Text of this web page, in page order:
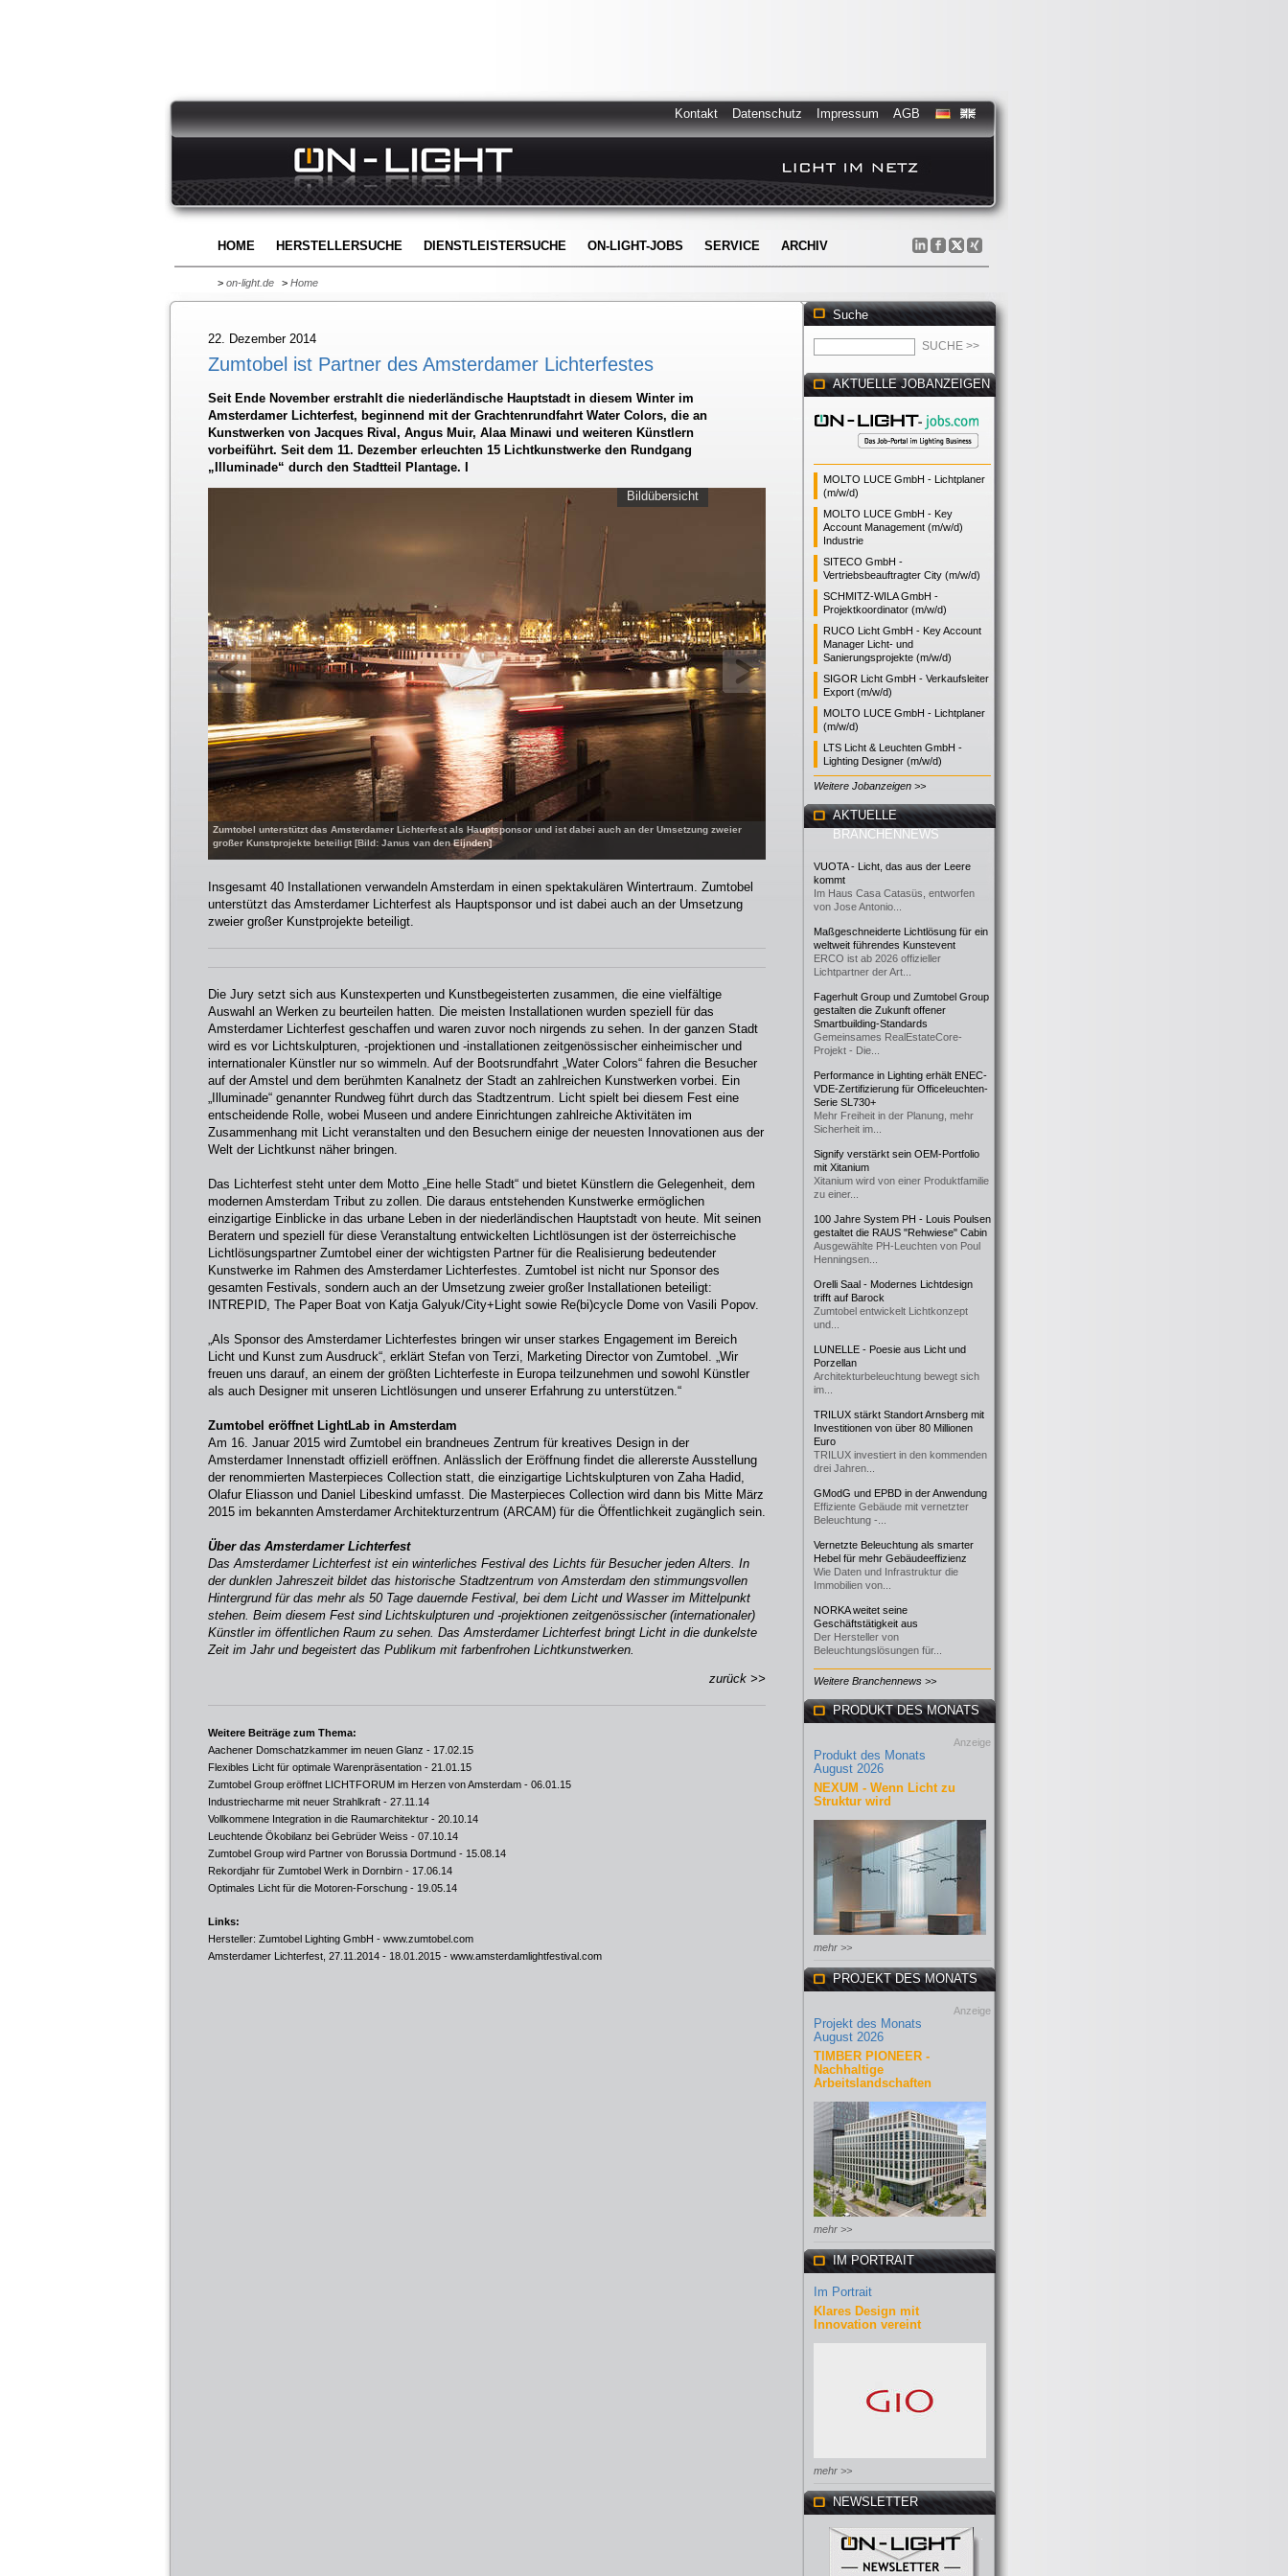
Kontakt Datenschutz Impressum AGB
HOME HERSTELLERSUCHE DIENSTLEISTERSUCHE ON-LIGHT-JOBS SERVICE ARCHIV
> on-light.de > Home
22. Dezember 2014
Zumtobel ist Partner des Amsterdamer Lichterfestes
Seit Ende November erstrahlt die niederländische Hauptstadt in diesem Winter im
Amsterdamer Lichterfest, beginnend mit der Grachtenrundfahrt Water Colors, die an
Kunstwerken von Jacques Rival, Angus Muir, Alaa Minawi und weiteren Künstlern
vorbeiführt. Seit dem 11. Dezember erleuchten 15 Lichtkunstwerke den Rundgang
„Illuminade“ durch den Stadtteil Plantage. I
Zumtobel unterstützt das Amsterdamer Lichterfest als Hauptsponsor und ist dabei auch an der Umsetzung zweier
großer Kunstprojekte beteiligt [Bild: Janus van den Eijnden]
Bildübersicht
Insgesamt 40 Installationen verwandeln Amsterdam in einen spektakulären Wintertraum. Zumtobel
unterstützt das Amsterdamer Lichterfest als Hauptsponsor und ist dabei auch an der Umsetzung
zweier großer Kunstprojekte beteiligt.
Die Jury setzt sich aus Kunstexperten und Kunstbegeisterten zusammen, die eine vielfältige
Auswahl an Werken zu beurteilen hatten. Die meisten Installationen wurden speziell für das
Amsterdamer Lichterfest geschaffen und waren zuvor noch nirgends zu sehen. In der ganzen Stadt
wird es vor Lichtskulpturen, -projektionen und -installationen zeitgenössischer einheimischer und
internationaler Künstler nur so wimmeln. Auf der Bootsrundfahrt „Water Colors“ fahren die Besucher
auf der Amstel und dem berühmten Kanalnetz der Stadt an zahlreichen Kunstwerken vorbei. Ein
„Illuminade“ genannter Rundweg führt durch das Stadtzentrum. Licht spielt bei diesem Fest eine
entscheidende Rolle, wobei Museen und andere Einrichtungen zahlreiche Aktivitäten im
Zusammenhang mit Licht veranstalten und den Besuchern einige der neuesten Innovationen aus der
Welt der Lichtkunst näher bringen.
Das Lichterfest steht unter dem Motto „Eine helle Stadt“ und bietet Künstlern die Gelegenheit, dem
modernen Amsterdam Tribut zu zollen. Die daraus entstehenden Kunstwerke ermöglichen
einzigartige Einblicke in das urbane Leben in der niederländischen Hauptstadt von heute. Mit seinen
Beratern und speziell für diese Veranstaltung entwickelten Lichtlösungen ist der österreichische
Lichtlösungspartner Zumtobel einer der wichtigsten Partner für die Realisierung bedeutender
Kunstwerke im Rahmen des Amsterdamer Lichterfestes. Zumtobel ist nicht nur Sponsor des
gesamten Festivals, sondern auch an der Umsetzung zweier großer Installationen beteiligt:
INTREPID, The Paper Boat von Katja Galyuk/City+Light sowie Re(bi)cycle Dome von Vasili Popov.
„Als Sponsor des Amsterdamer Lichterfestes bringen wir unser starkes Engagement im Bereich
Licht und Kunst zum Ausdruck“, erklärt Stefan von Terzi, Marketing Director von Zumtobel. „Wir
freuen uns darauf, an einem der größten Lichterfeste in Europa teilzunehmen und sowohl Künstler
als auch Designer mit unseren Lichtlösungen und unserer Erfahrung zu unterstützen.“
Zumtobel eröffnet LightLab in Amsterdam
Am 16. Januar 2015 wird Zumtobel ein brandneues Zentrum für kreatives Design in der
Amsterdamer Innenstadt offiziell eröffnen. Anlässlich der Eröffnung findet die allererste Ausstellung
der renommierten Masterpieces Collection statt, die einzigartige Lichtskulpturen von Zaha Hadid,
Olafur Eliasson und Daniel Libeskind umfasst. Die Masterpieces Collection wird dann bis Mitte März
2015 im bekannten Amsterdamer Architekturzentrum (ARCAM) für die Öffentlichkeit zugänglich sein.
Über das Amsterdamer Lichterfest
Das Amsterdamer Lichterfest ist ein winterliches Festival des Lichts für Besucher jeden Alters. In
der dunklen Jahreszeit bildet das historische Stadtzentrum von Amsterdam den stimmungsvollen
Hintergrund für das mehr als 50 Tage dauernde Festival, bei dem Licht und Wasser im Mittelpunkt
stehen. Beim diesem Fest sind Lichtskulpturen und -projektionen zeitgenössischer (internationaler)
Künstler im öffentlichen Raum zu sehen. Das Amsterdamer Lichterfest bringt Licht in die dunkelste
Zeit im Jahr und begeistert das Publikum mit farbenfrohen Lichtkunstwerken.
zurück >>
Weitere Beiträge zum Thema:
Aachener Domschatzkammer im neuen Glanz - 17.02.15
Flexibles Licht für optimale Warenpräsentation - 21.01.15
Zumtobel Group eröffnet LICHTFORUM im Herzen von Amsterdam - 06.01.15
Industriecharme mit neuer Strahlkraft - 27.11.14
Vollkommene Integration in die Raumarchitektur - 20.10.14
Leuchtende Ökobilanz bei Gebrüder Weiss - 07.10.14
Zumtobel Group wird Partner von Borussia Dortmund - 15.08.14
Rekordjahr für Zumtobel Werk in Dornbirn - 17.06.14
Optimales Licht für die Motoren-Forschung - 19.05.14
Links:
Hersteller: Zumtobel Lighting GmbH - www.zumtobel.com
Amsterdamer Lichterfest, 27.11.2014 - 18.01.2015 - www.amsterdamlightfestival.com
Suche
AKTUELLE JOBANZEIGEN
MOLTO LUCE GmbH - Lichtplaner
(m/w/d)
MOLTO LUCE GmbH - Key
Account Management (m/w/d)
Industrie
SITECO GmbH -
Vertriebsbeauftragter City (m/w/d)
SCHMITZ-WILA GmbH -
Projektkoordinator (m/w/d)
RUCO Licht GmbH - Key Account
Manager Licht- und
Sanierungsprojekte (m/w/d)
SIGOR Licht GmbH - Verkaufsleiter
Export (m/w/d)
MOLTO LUCE GmbH - Lichtplaner
(m/w/d)
LTS Licht & Leuchten GmbH -
Lighting Designer (m/w/d)
Weitere Jobanzeigen >>
AKTUELLE
BRANCHENNEWS
VUOTA - Licht, das aus der Leere
kommt
Im Haus Casa Catasüs, entworfen
von Jose Antonio...
Maßgeschneiderte Lichtlösung für ein
weltweit führendes Kunstevent
ERCO ist ab 2026 offizieller
Lichtpartner der Art...
Fagerhult Group und Zumtobel Group
gestalten die Zukunft offener
Smartbuilding-Standards
Gemeinsames RealEstateCore-
Projekt - Die...
Performance in Lighting erhält ENEC-
VDE-Zertifizierung für Officeleuchten-
Serie SL730+
Mehr Freiheit in der Planung, mehr
Sicherheit im...
Signify verstärkt sein OEM-Portfolio
mit Xitanium
Xitanium wird von einer Produktfamilie
zu einer...
100 Jahre System PH - Louis Poulsen
gestaltet die RAUS "Rehwiese" Cabin
Ausgewählte PH-Leuchten von Poul
Henningsen...
Orelli Saal - Modernes Lichtdesign
trifft auf Barock
Zumtobel entwickelt Lichtkonzept
und...
LUNELLE - Poesie aus Licht und
Porzellan
Architekturbeleuchtung bewegt sich
im...
TRILUX stärkt Standort Arnsberg mit
Investitionen von über 80 Millionen
Euro
TRILUX investiert in den kommenden
drei Jahren...
GModG und EPBD in der Anwendung
Effiziente Gebäude mit vernetzter
Beleuchtung -...
Vernetzte Beleuchtung als smarter
Hebel für mehr Gebäudeeffizienz
Wie Daten und Infrastruktur die
Immobilien von...
NORKA weitet seine
Geschäftstätigkeit aus
Der Hersteller von
Beleuchtungslösungen für...
Weitere Branchennews >>
PRODUKT DES MONATS
Anzeige
Produkt des Monats
August 2026
NEXUM - Wenn Licht zu
Struktur wird
mehr >>
PROJEKT DES MONATS
Anzeige
Projekt des Monats
August 2026
TIMBER PIONEER -
Nachhaltige
Arbeitslandschaften
mehr >>
IM PORTRAIT
Im Portrait
Klares Design mit
Innovation vereint
mehr >>
NEWSLETTER